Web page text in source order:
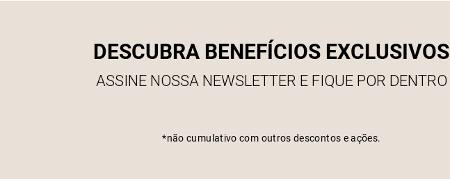
DESCUBRA BENEFÍCIOS EXCLUSIVOS
ASSINE NOSSA NEWSLETTER E FIQUE POR DENTRO
*não cumulativo com outros descontos e ações.